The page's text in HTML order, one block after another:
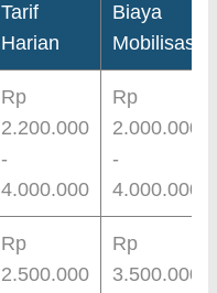
Tarif
Harian
Biaya
Mobilisasi
Rp
2.200.000
-
4.000.000
Rp
2.000.000
-
4.000.000
Rp
2.500.000
Rp
3.500.000